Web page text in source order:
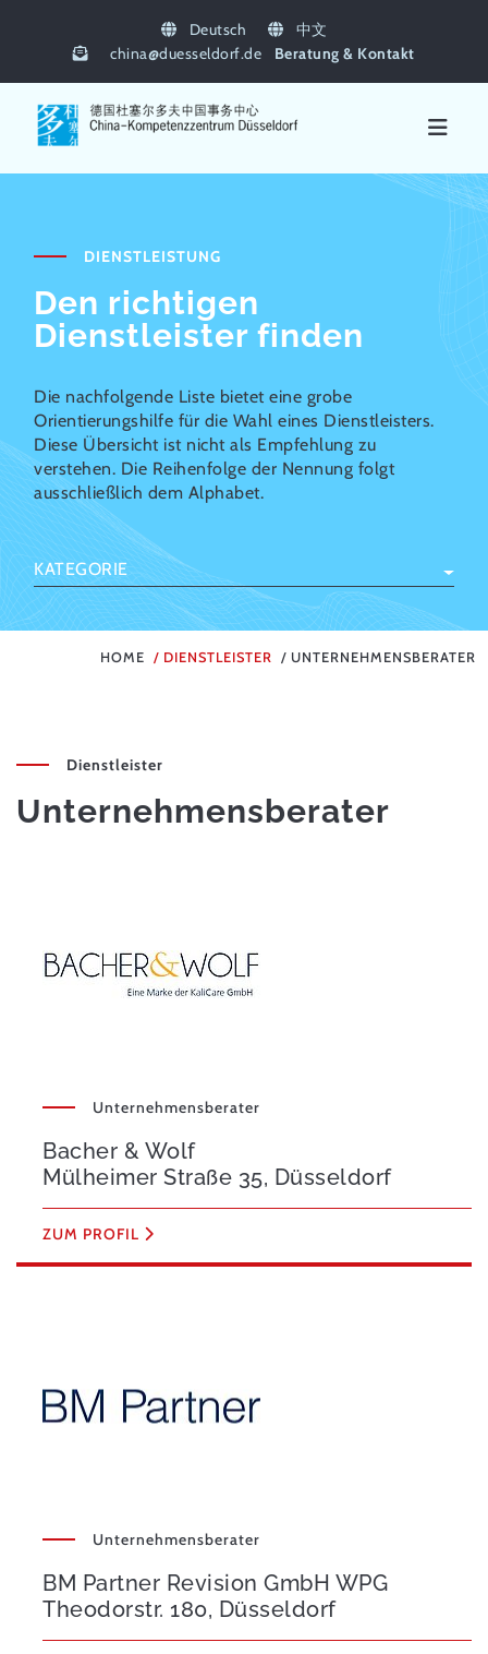
Deutsch
中文
china@duesseldorf.de Beratung & Kontakt
DIENSTLEISTUNG
Den richtigen
Dienstleister finden
Die nachfolgende Liste bietet eine grobe
Orientierungshilfe für die Wahl eines Dienstleisters.
Diese Übersicht ist nicht als Empfehlung zu
verstehen. Die Reihenfolge der Nennung folgt
ausschließlich dem Alphabet.
KATEGORIE
HOME DIENSTLEISTER UNTERNEHMENSBERATER
Dienstleister
Unternehmensberater
Unternehmensberater
Bacher & Wolf
Mülheimer Straße 35, Düsseldorf
ZUM PROFIL
Unternehmensberater
BM Partner Revision GmbH WPG
Theodorstr. 180, Düsseldorf